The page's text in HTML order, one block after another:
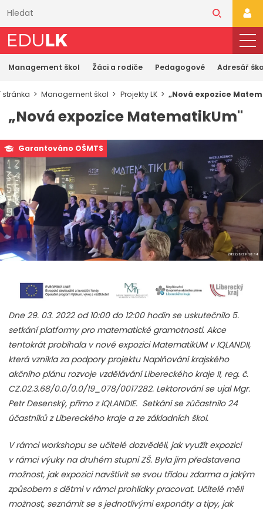
obsahu
Management škol Žáci a rodiče Pedagogové Adresář
stránka Management škol Projekty LK „Nová expozice
„Nová expozice MatematikUm"
Garantováno OŠMTS
Dne 29. 03. 2022 od 10:00 do 12:00 hodin se uskutečnilo 5.
setkání platformy pro matematické gramotnosti. Akce
tentokrát probíhala v nové expozici MatematikUM v IQLANDII,
která vzniklaza podpory projektu Naplňování krajského
akčního plánu rozvoje vzdělávání Libereckého kraje II, reg. č.
CZ.02.3.68/0.0/0.0/19_078/0017282. Lektorování se ujalMgr.
Petr Desenský, přímo z IQLANDIE. Setkání se zúčastnilo 24
účastníků z Libereckého kraje a ze základních škol.
V rámci workshopu se učitelé dozvěděli, jak využít expozici
v rámci výuky na druhém stupni ZŠ. Byla jim představena
možnost, jak expozici navštívit se svou třídou zdarma a jakým
způsobem s dětmi v rámci prohlídky pracovat. Učitelé měli
možnost, seznámit se s jednotlivými exponáty a tipy, jak